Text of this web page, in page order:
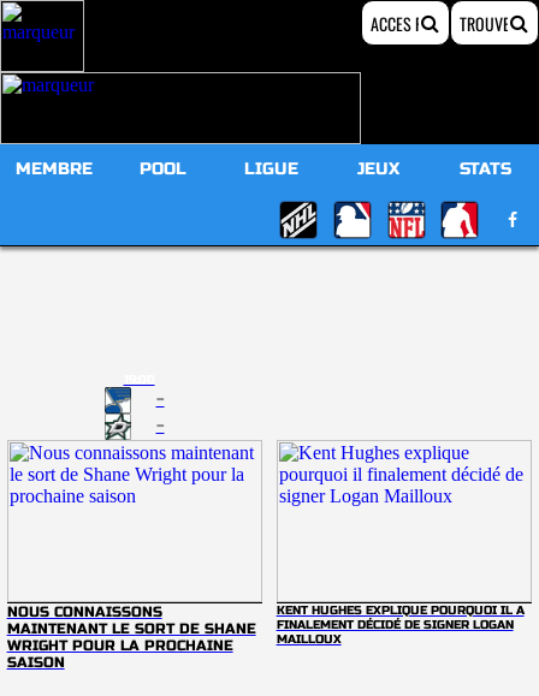
MEMBRE POOL LIGUE JEUX STATS
-
-
NOUS CONNAISSONS
MAINTENANT LE SORT DE SHANE
WRIGHT POUR LA PROCHAINE
SAISON
KENT HUGHES EXPLIQUE POURQUOI IL A
FINALEMENT DÉCIDÉ DE SIGNER LOGAN
MAILLOUX